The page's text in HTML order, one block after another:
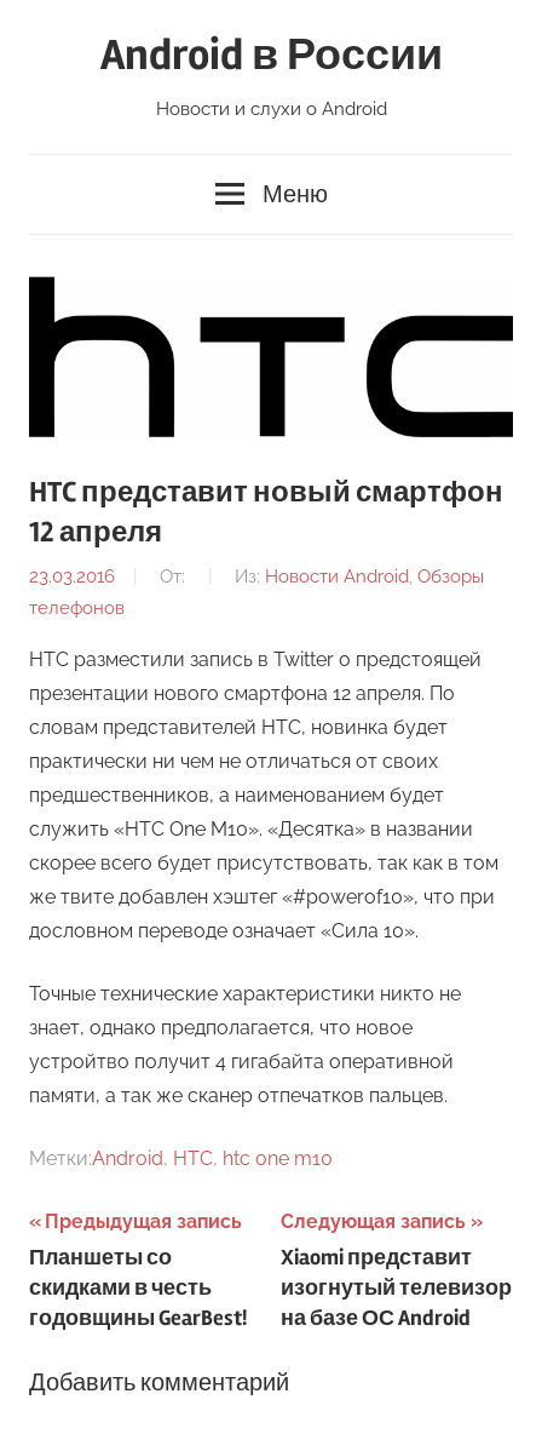
Android в России
Новости и слухи о Android
Меню
HTC представит новый смартфон
12 апреля
23.03.2016 От: Из: Новости Android, Обзоры
телефонов
HTC разместили запись в Twitter о предстоящей
презентации нового смартфона 12 апреля. По
словам представителей HTC, новинка будет
практически ни чем не отличаться от своих
предшественников, а наименованием будет
служить «HTC One M10». «Десятка» в названии
скорее всего будет присутствовать, так как в том
же твите добавлен хэштег «#powerof10», что при
дословном переводе означает «Сила 10».
Точные технические характеристики никто не
знает, однако предполагается, что новое
устройтво получит 4 гигабайта оперативной
памяти, а так же сканер отпечатков пальцев.
Метки:Android, HTC, htc one m10
Навигация
по
записям
Предыдущая запись
Планшеты со
скидками в честь
годовщины GearBest!
Следующая запись
Xiaomi представит
изогнутый телевизор
на базе ОС Android
Добавить комментарий